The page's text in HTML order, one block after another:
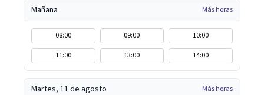
Mañana Más horas
08:00 09:00
10:00
11:00
13:00 14:00
Martes, 11 de agosto Más horas